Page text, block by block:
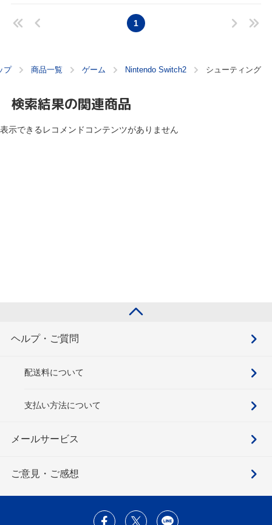
1
プ 商品一覧 ゲーム Nintendo Switch2 シューティング
検索結果の関連商品
表示できるレコメンドコンテンツがありません
ヘルプ・ご質問
配送料について
支払い方法について
メールサービス
ご意見・ご感想